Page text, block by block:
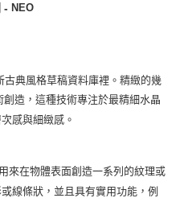
- NEO
古典風格草稿資料庫裡。精緻的幾
創造，這種技術專注於最精細水晶
感與細緻感。
來在物體表面創造一系列的紋理或
線條狀，並且具有實用功能，例